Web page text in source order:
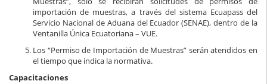
importación de muestras, a través del sistema Ecuapass del
Servicio Nacional de Aduana del Ecuador (SENAE), dentro de la
Ventanilla Única Ecuatoriana – VUE.
Los “Permiso de Importación de Muestras” serán atendidos en
el tiempo que indica la normativa.
Capacitaciones